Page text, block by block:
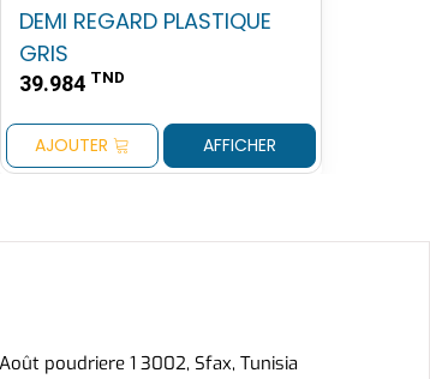
DEMI REGARD PLASTIQUE
GRIS
39.984 TND
AJOUTER AFFICHER
poudriere 1 3002, Sfax, Tunisia